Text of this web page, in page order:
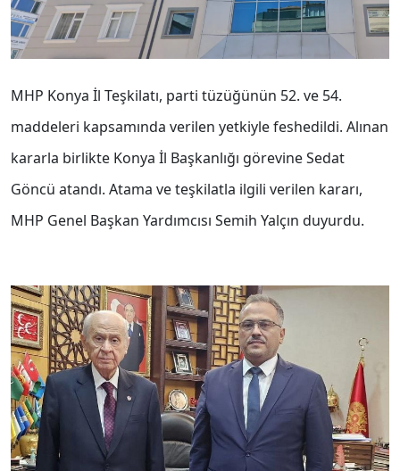
MHP Konya İl Teşkilatı, parti tüzüğünün 52. ve 54.
maddeleri kapsamında verilen yetkiyle feshedildi. Alınan
kararla birlikte Konya İl Başkanlığı görevine Sedat
Göncü atandı. Atama ve teşkilatla ilgili verilen kararı,
MHP Genel Başkan Yardımcısı Semih Yalçın duyurdu.